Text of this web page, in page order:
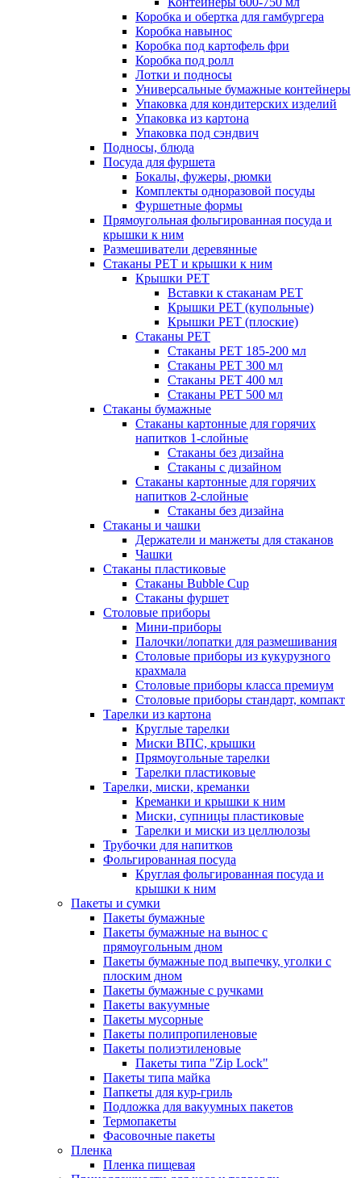
Коробка и обертка для гамбургера
Коробка навынос
Коробка под картофель фри
Коробка под ролл
Лотки и подносы
Универсальные бумажные контейнеры
Упаковка для кондитерских изделий
Упаковка из картона
Упаковка под сэндвич
Подносы, блюда
Посуда для фуршета
Бокалы, фужеры, рюмки
Комплекты одноразовой посуды
Фуршетные формы
Прямоугольная фольгированная посуда и
крышки к ним
Размешиватели деревянные
Стаканы PET и крышки к ним
Крышки PET
Вставки к стаканам PET
Крышки PET (купольные)
Крышки PET (плоские)
Стаканы PET
Стаканы PET 185-200 мл
Стаканы PET 300 мл
Стаканы PET 400 мл
Стаканы PET 500 мл
Стаканы бумажные
Стаканы картонные для горячих
напитков 1-слойные
Стаканы без дизайна
Стаканы с дизайном
Стаканы картонные для горячих
напитков 2-слойные
Стаканы без дизайна
Стаканы и чашки
Держатели и манжеты для стаканов
Чашки
Стаканы пластиковые
Стаканы Bubble Cup
Стаканы фуршет
Столовые приборы
Мини-приборы
Палочки/лопатки для размешивания
Столовые приборы из кукурузного
крахмала
Столовые приборы класса премиум
Столовые приборы стандарт, компакт
Тарелки из картона
Круглые тарелки
Миски ВПС, крышки
Прямоугольные тарелки
Тарелки пластиковые
Тарелки, миски, креманки
Креманки и крышки к ним
Миски, супницы пластиковые
Тарелки и миски из целлюлозы
Трубочки для напитков
Фольгированная посуда
Круглая фольгированная посуда и
крышки к ним
Пакеты и сумки
Пакеты бумажные
Пакеты бумажные на вынос с
прямоугольным дном
Пакеты бумажные под выпечку, уголки с
плоским дном
Пакеты бумажные с ручками
Пакеты вакуумные
Пакеты мусорные
Пакеты полипропиленовые
Пакеты полиэтиленовые
Пакеты типа "Zip Lock"
Пакеты типа майка
Папкеты для кур-гриль
Подложка для вакуумных пакетов
Термопакеты
Фасовочные пакеты
Пленка
Пленка пищевая